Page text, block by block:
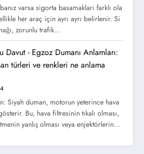
varsa sigorta basamakları farklı ola
her araç için ayrı ayrı belirlenir. Si
zorunlu trafik…
Davut - Egzoz Dumanı Anlamları:
türleri ve renkleri ne anlama
Siyah duman, motorun yeterince hava
Bu, hava filtresinin tıkalı olması,
yanlış olması veya enjektörlerin…